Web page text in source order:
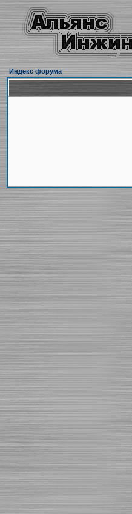
Индекс форума